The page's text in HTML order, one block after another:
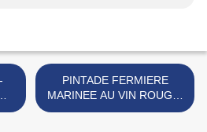
PINTADE FERMIERE
MARINEE AU VIN ROUGE,
CHAMPIGNONS FRAIS